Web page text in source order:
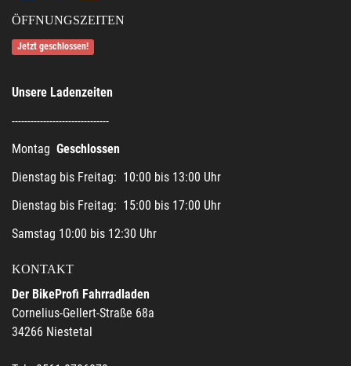
ÖFFNUNGSZEITEN
Jetzt geschlossen!
Unsere Ladenzeiten
-------------------------------
Montag Geschlossen
Dienstag bis Freitag: 10:00 bis 13:00 Uhr
Dienstag bis Freitag: 15:00 bis 17:00 Uhr
Samstag 10:00 bis 12:30 Uhr
KONTAKT
Der BikeProfi Fahrradladen
Cornelius-Gellert-Straße 68a
34266 Niestetal